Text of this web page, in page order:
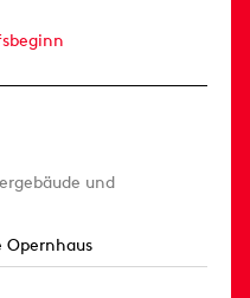
und
Opernhaus